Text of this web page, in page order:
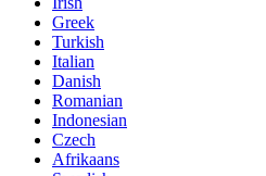
Greek
Turkish
Italian
Danish
Romanian
Indonesian
Czech
Afrikaans